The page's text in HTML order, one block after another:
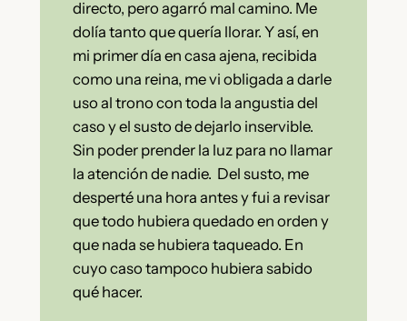
directo, pero agarró mal camino. Me
dolía tanto que quería llorar. Y así, en
mi primer día en casa ajena, recibida
como una reina, me vi obligada a darle
uso al trono con toda la angustia del
caso y el susto de dejarlo inservible.
Sin poder prender la luz para no llamar
la atención de nadie. Del susto, me
desperté una hora antes y fui a revisar
que todo hubiera quedado en orden y
que nada se hubiera taqueado. En
cuyo caso tampoco hubiera sabido
qué hacer.